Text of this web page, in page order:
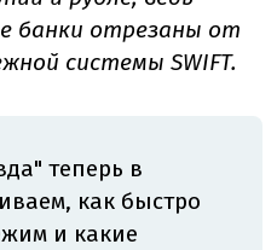
банки отрезаны от
системы SWIFT.
теперь в
как быстро
и какие